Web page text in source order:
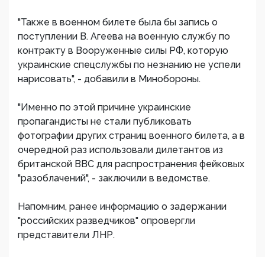
"Также в военном билете была бы запись о
поступлении В. Агеева на военную службу по
контракту в Вооруженные силы РФ, которую
украинские спецслужбы по незнанию не успели
нарисовать", - добавили в Минобороны.
"Именно по этой причине украинские
пропагандисты не стали публиковать
фотографии других страниц военного билета, а в
очередной раз использовали дилетантов из
британской BBC для распространения фейковых
"разоблачений", - заключили в ведомстве.
Напомним, ранее информацию о задержании
"российских разведчиков" опровергли
представители ЛНР.